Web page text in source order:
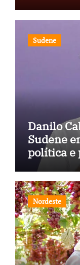
Sudene
Danilo
Sudene
política e
estados
Nordeste